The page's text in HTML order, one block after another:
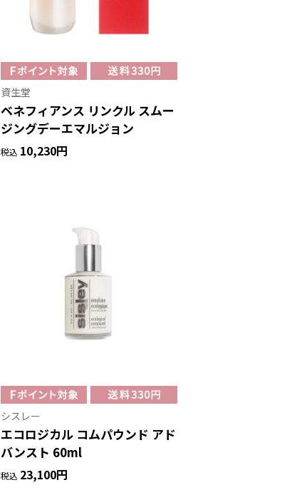
資生堂
ベネフィアンス リンクル スムー
ジングデーエマルジョン
税込 10,230円
シスレー
エコロジカル コムパウンド アド
バンスト 60ml
税込 23,100円